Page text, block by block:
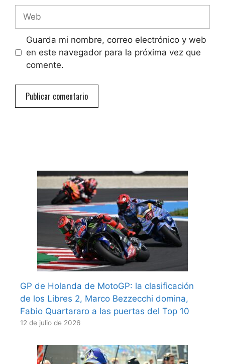
Web
Guarda mi nombre, correo electrónico y web
en este navegador para la próxima vez que
comente.
GP de Holanda de MotoGP: la clasificación
de los Libres 2, Marco Bezzecchi domina,
Fabio Quartararo a las puertas del Top 10
12 de julio de 2026